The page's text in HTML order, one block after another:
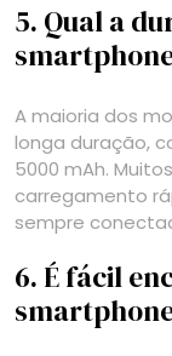
5. Qual a
A maioria dos
longa duração,
5000 mAh.
carregamento
sempre
6. É fácil